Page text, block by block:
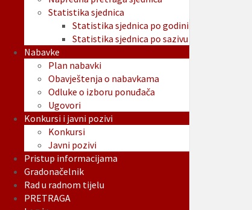
Statistika sjednica
Statistika sjednica po godini
Statistika sjednica po sazivu
Nabavke
Plan nabavki
Obavještenja o nabavkama
Odluke o izboru ponuđača
Ugovori
Konkursi i javni pozivi
Konkursi
Javni pozivi
Pristup informacijama
Gradonačelnik
Rad u radnom tijelu
PRETRAGA